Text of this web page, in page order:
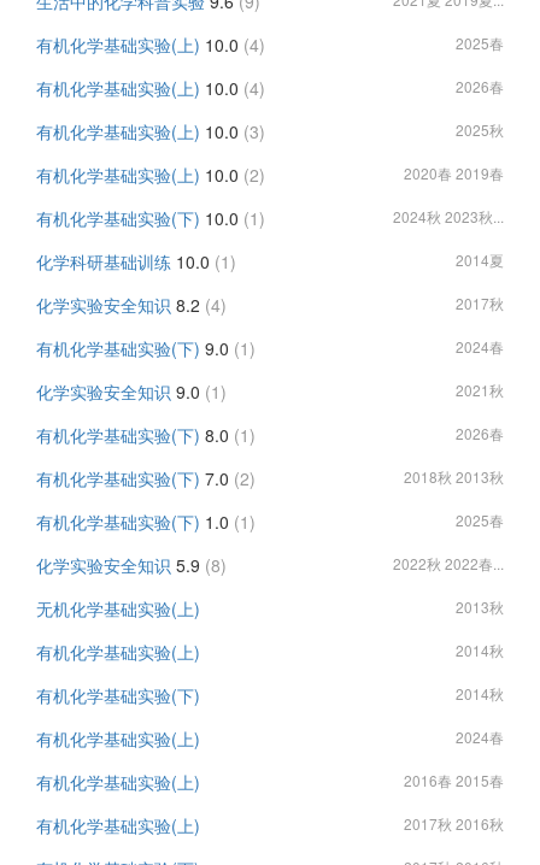
有机化学基础实验(上) 10.0 (4) 2025春
有机化学基础实验(上) 10.0 (4) 2026春
有机化学基础实验(上) 10.0 (3) 2025秋
有机化学基础实验(上) 10.0 (2) 2020春 2019春
有机化学基础实验(下) 10.0 (1) 2024秋 2023秋...
化学科研基础训练 10.0 (1) 2014夏
化学实验安全知识 8.2 (4) 2017秋
有机化学基础实验(下) 9.0 (1) 2024春
化学实验安全知识 9.0 (1) 2021秋
有机化学基础实验(下) 8.0 (1) 2026春
有机化学基础实验(下) 7.0 (2) 2018秋 2013秋
有机化学基础实验(下) 1.0 (1) 2025春
化学实验安全知识 5.9 (8) 2022秋 2022春...
无机化学基础实验(上) 2013秋
有机化学基础实验(上) 2014秋
有机化学基础实验(下) 2014秋
有机化学基础实验(上) 2024春
有机化学基础实验(上) 2016春 2015春
有机化学基础实验(上) 2017秋 2016秋